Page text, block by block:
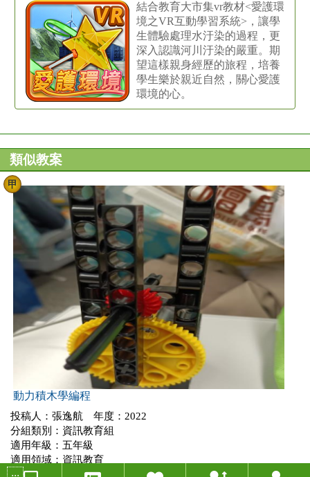
結合教育大市集vr教材<愛護環
境之VR互動學習系統>，讓學
生體驗處理水汙染的過程，更
深入認識河川汙染的嚴重。期
望這樣親身經歷的旅程，培養
學生樂於親近自然，關心愛護
環境的心。
類似教案
動力積木學編程
甲
投稿人：張逸航 年度：2022
分組類別：資訊教育組
適用年級：五年級
適用領域：資訊教育